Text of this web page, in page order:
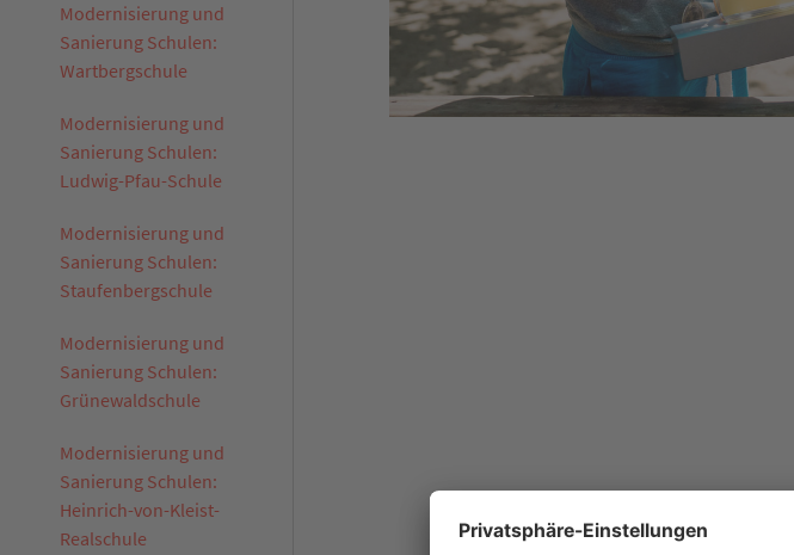
Modernisierung und
Sanierung Schulen:
Wartbergschule
Modernisierung und
Sanierung Schulen:
Ludwig-Pfau-Schule
Modernisierung und
Sanierung Schulen:
Staufenbergschule
Modernisierung und
Sanierung Schulen:
Grünewaldschule
Modernisierung und
Sanierung Schulen:
Heinrich-von-Kleist-
Realschule